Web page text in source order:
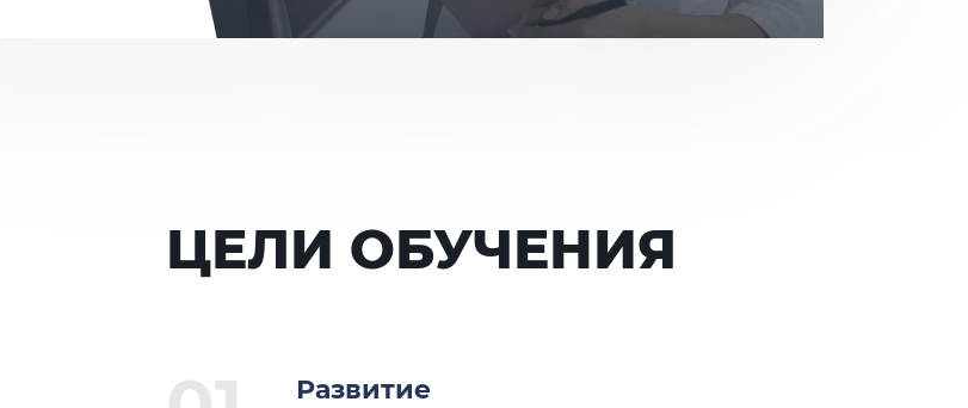
ЦЕЛИ ОБУЧЕНИЯ
Развитие
Я соглашаюсь на обработку персональных